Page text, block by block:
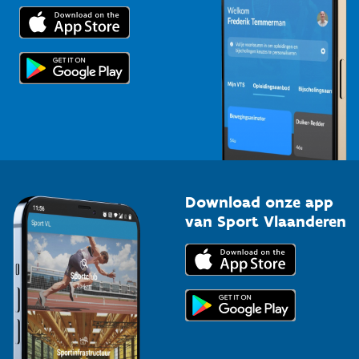
Trainers en begeleiders
Topsporters
Voor de pers
Download onze app
van Sport Vlaanderen